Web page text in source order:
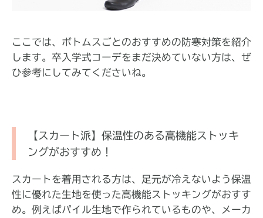
ここでは、ボトムスごとのおすすめの防寒対策を紹介
します。卒入学式コーデをまだ決めていない方は、ぜ
ひ参考にしてみてくださいね。
【スカート派】保温性のある高機能ストッキ
ングがおすすめ！
スカートを着用される方は、足元が冷えないよう保温
性に優れた生地を使った高機能ストッキングがおすす
め。例えばパイル生地で作られているものや、メーカ